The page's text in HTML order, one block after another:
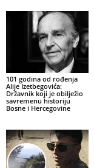
101 godina od rođenja
Alije Izetbegovića:
Državnik koji je obilježio
savremenu historiju
Bosne i Hercegovine